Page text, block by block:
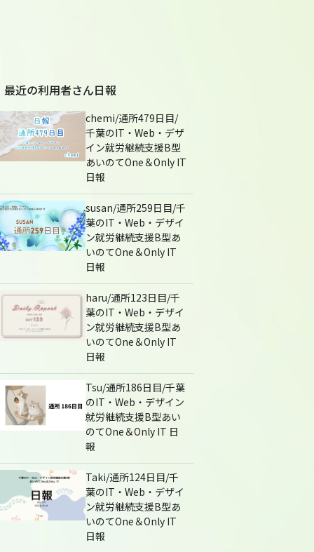
最近の利用者さん日報
chemi/通所479日目/
千葉のIT・Web・デザ
イン就労継続支援B型
あいのてOne＆Only IT
日報
susan/通所259日目/千
葉のIT・Web・デザイ
ン就労継続支援B型あ
いのてOne＆Only IT
日報
haru/通所123日目/千
葉のIT・Web・デザイ
ン就労継続支援B型あ
いのてOne＆Only IT
日報
Tsu/通所186日目/千葉
のIT・Web・デザイン
就労継続支援B型あい
のてOne＆Only IT 日
報
Taki/通所124日目/千
葉のIT・Web・デザイ
ン就労継続支援B型あ
いのてOne＆Only IT
日報